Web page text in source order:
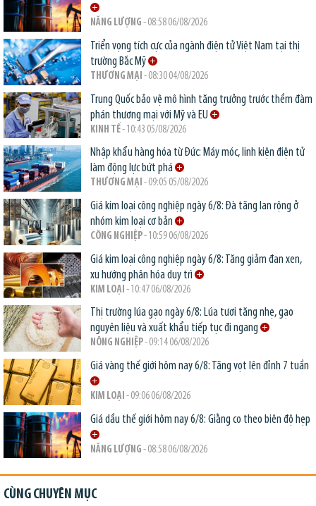
NĂNG LƯỢNG - 08:58 06/08/2026
Triển vọng tích cực của ngành điện tử Việt Nam tại thị
trường Bắc Mỹ
THƯƠNG MẠI - 08:30 04/08/2026
Trung Quốc bảo vệ mô hình tăng trưởng trước thềm đàm
phán thương mại với Mỹ và EU
KINH TẾ- 10:43 05/08/2026
Nhập khẩu hàng hóa từ Đức: Máy móc, linh kiện điện tử
làm động lực bứt phá
THƯƠNG MẠI - 09:05 05/08/2026
Giá kim loại công nghiệp ngày 6/8: Đà tăng lan rộng ở
nhóm kim loại cơ bản
CÔNG NGHIỆP- 10:59 06/08/2026
Giá kim loại công nghiệp ngày 6/8: Tăng giảm đan xen,
xu hướng phân hóa duy trì
KIM LOẠI - 10:47 06/08/2026
Thị trường lúa gạo ngày 6/8: Lúa tươi tăng nhẹ, gạo
nguyên liệu và xuất khẩu tiếp tục đi ngang
NÔNG NGHIỆP- 09:14 06/08/2026
Giá vàng thế giới hôm nay 6/8: Tăng vọt lên đỉnh 7 tuần
KIM LOẠI - 09:06 06/08/2026
Giá dầu thế giới hôm nay 6/8: Giằng co theo biên độ hẹp
NĂNG LƯỢNG - 08:58 06/08/2026
CÙNG CHUYÊN MỤC